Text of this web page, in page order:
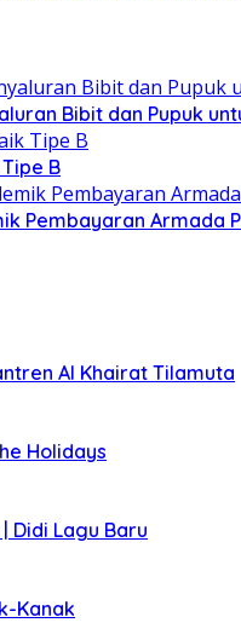
Bibit dan Pupuk
B
Pembayaran Armada
Al Khairat Tilamuta
Holidays
Didi Lagu Baru
Kanak